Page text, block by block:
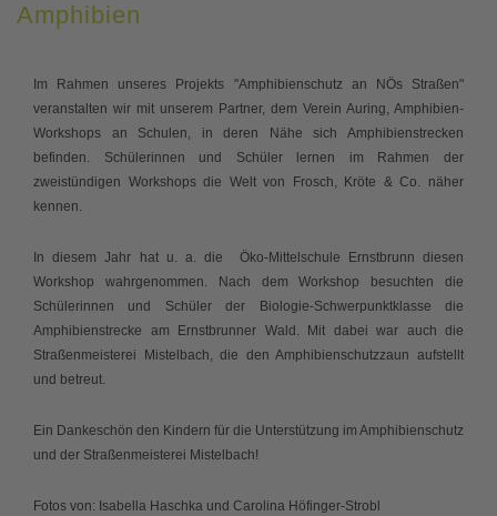
Amphibien
Im Rahmen unseres Projekts "Amphibienschutz an NÖs Straßen"
veranstalten wir mit unserem Partner, dem Verein Auring, Amphibien-
Workshops an Schulen, in deren Nähe sich Amphibienstrecken
befinden. Schülerinnen und Schüler lernen im Rahmen der
zweistündigen Workshops die Welt von Frosch, Kröte & Co. näher
kennen.
In diesem Jahr hat u. a. die Öko-Mittelschule Ernstbrunn diesen
Workshop wahrgenommen. Nach dem Workshop besuchten die
Schülerinnen und Schüler der Biologie-Schwerpunktklasse die
Amphibienstrecke am Ernstbrunner Wald. Mit dabei war auch die
Straßenmeisterei Mistelbach, die den Amphibienschutzzaun aufstellt
und betreut.
Ein Dankeschön den Kindern für die Unterstützung im Amphibienschutz
und der Straßenmeisterei Mistelbach!
Fotos von: Isabella Haschka und Carolina Höfinger-Strobl